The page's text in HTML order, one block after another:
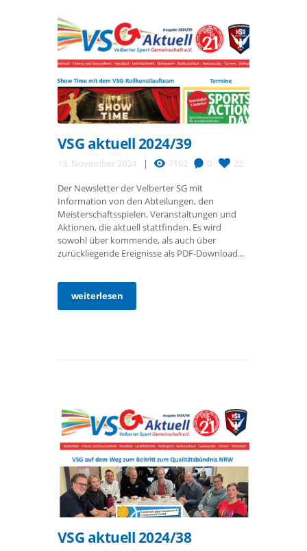
VSG aktuell 2024/39
13. November 2024 7102 0 22
Der Newsletter der Velberter SG mit
Information von den Abteilungen, den
Meisterschaftsspielen, Veranstaltungen und
Aktionen, die aktuell stattfinden. Es wird
sowohl über kommende, als auch über
zurückliegende Ereignisse als PDF-Download...
weiterlesen
VSG aktuell 2024/38